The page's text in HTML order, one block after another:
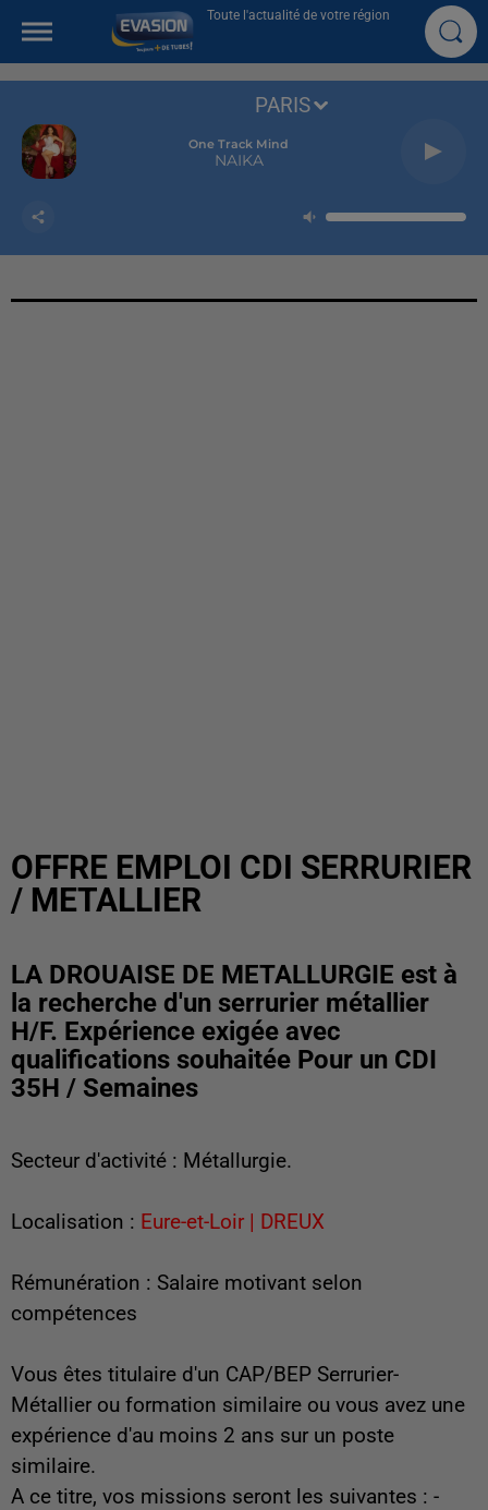
Toute l'actualité de votre région
One Track Mind
NAIKA
PARIS
OFFRE EMPLOI CDI SERRURIER
/ METALLIER
LA DROUAISE DE METALLURGIE est à
la recherche d'un serrurier métallier
H/F. Expérience exigée avec
qualifications souhaitée Pour un CDI
35H / Semaines
Secteur d'activité : Métallurgie.
Localisation : Eure-et-Loir | DREUX
Rémunération : Salaire motivant selon
compétences
Vous êtes titulaire d'un CAP/BEP Serrurier-
Métallier ou formation similaire ou vous avez une
expérience d'au moins 2 ans sur un poste
similaire.
A ce titre, vos missions seront les suivantes : -